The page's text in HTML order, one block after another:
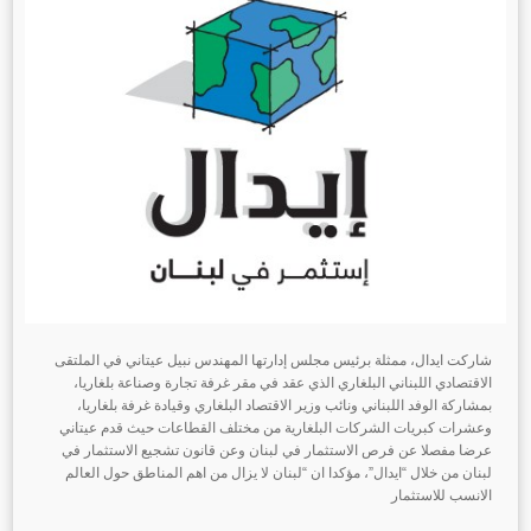
شاركت ايدال، ممثلة برئيس مجلس إدارتها المهندس نبيل عيتاني في الملتقى
الاقتصادي اللبناني البلغاري الذي عقد في مقر غرفة تجارة وصناعة بلغاريا،
بمشاركة الوفد اللبناني ونائب وزير الاقتصاد البلغاري وقيادة غرفة بلغاريا،
وعشرات كبريات الشركات البلغارية من مختلف القطاعات حيث قدم عيتاني
عرضا مفصلا عن فرص الاستثمار في لبنان وعن قانون تشجيع الاستثمار في
لبنان من خلال “ايدال”، مؤكدا ان “لبنان لا يزال من اهم المناطق حول العالم
الانسب للاستثمار